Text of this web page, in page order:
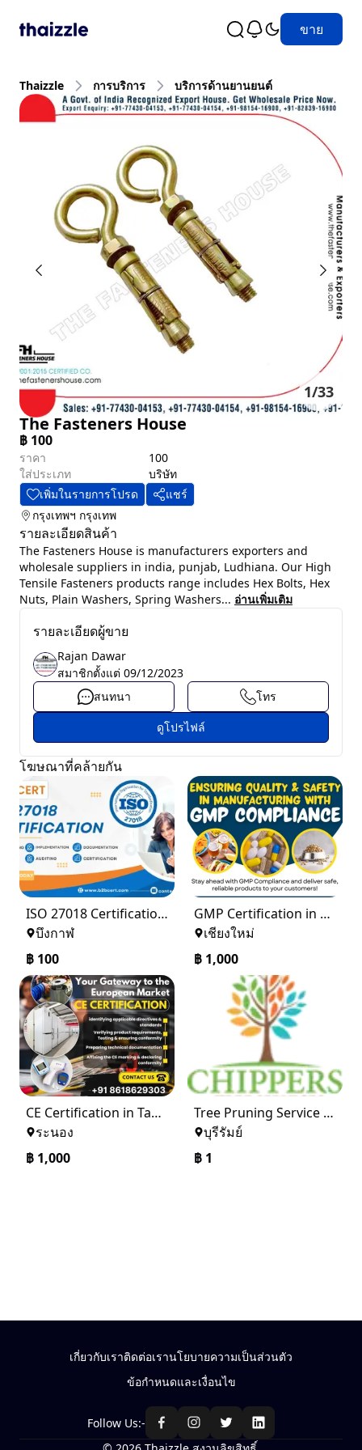
ขาย
Thaizzle การบริการ บริการด้านยานยนต์
1/33
The Fasteners House
฿ 100
ราคา
100
ใส่ประเภท
บริษัท
เพิ่มในรายการโปรด
แชร์
กรุงเทพฯ กรุงเทพ
รายละเอียดสินค้า
The Fasteners House is manufacturers exporters and
wholesale suppliers in india, punjab, Ludhiana. Our High
Tensile Fasteners products range includes Hex Bolts, Hex
Nuts, Plain Washers, Spring Washers... อ่านเพิ่มเติม
รายละเอียดผู้ขาย
Rajan Dawar
สมาชิกตั้งแต่ 09/12/2023
สนทนา
โทร
ดูโปรไฟล์
โฆษณาที่คล้ายกัน
ISO 27018 Certification in Denver
บึงกาฬ
฿ 100
GMP Certification in Phoenix
เชียงใหม่
฿ 1,000
CE Certification in Tampa
ระนอง
฿ 1,000
Tree Pruning Service Dallas
บุรีรัมย์
฿ 1
เกี่ยวกับเราติดต่อเรานโยบายความเป็นส่วนตัว
ข้อกำหนดและเงื่อนไข
Follow Us:-